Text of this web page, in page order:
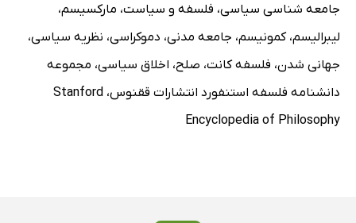
جامعه شناسی سیاسی، فلسفه و سیاست، مارکسیسم،
لیبرالیسم،کمونیسم، جامعه مدنی، دموکراسی، نظریه سیاسی،
جهانی شدن، فلسفه کانت، صلح، اخلاق سیاسی، مجموعه
دانشنامه فلسفه استنفورد انتشارات ققنوس، Stanford
Encyclopedia of Philosophy